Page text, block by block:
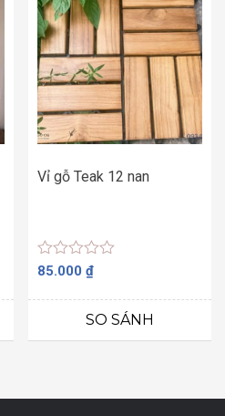
Vỉ gỗ Teak 12 nan
Được
hạng
sao
85.000₫
SO SÁNH